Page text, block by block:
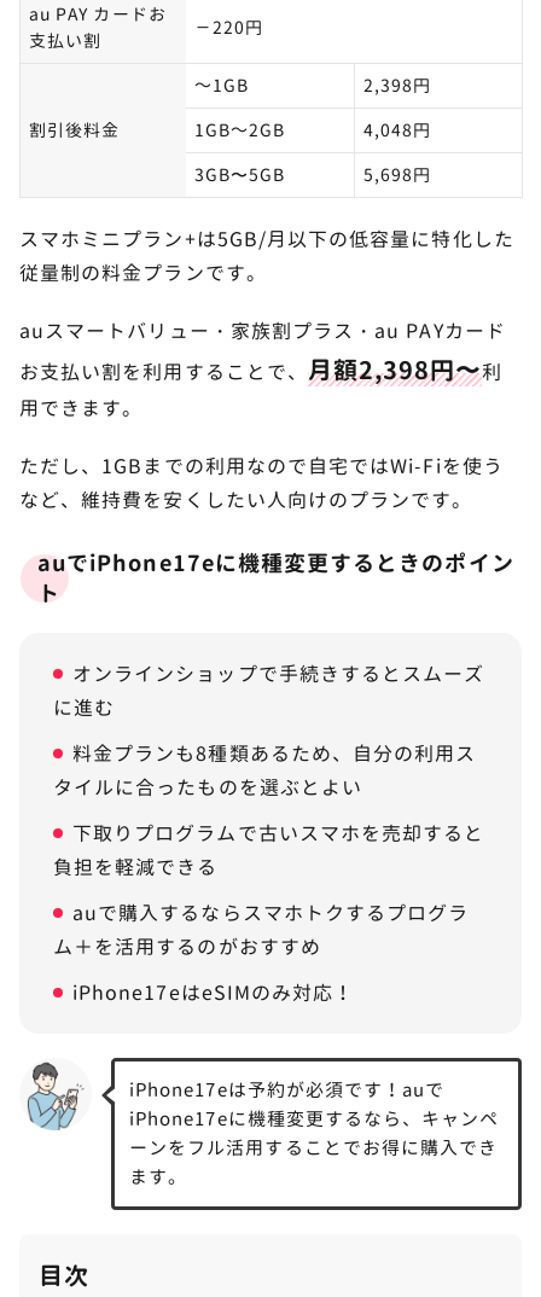
au PAY カードお
支払い割
－220円
割引後料金
～1GB
2,398円
1GB～2GB
4,048円
3GB〜5GB
5,698円
スマホミニプラン+は5GB/月以下の低容量に特化した
従量制の料金プランです。
auスマートバリュー・家族割プラス・au PAYカード
お支払い割を利用することで、 月額2,398円〜利
用できます。
ただし、1GBまでの利用なので自宅ではWi-Fiを使う
など、維持費を安くしたい人向けのプランです。
auでiPhone17eに機種変更するときのポイン
ト
オンラインショップで手続きするとスムーズ
に進む
料金プランも8種類あるため、自分の利用ス
タイルに合ったものを選ぶとよい
下取りプログラムで古いスマホを売却すると
負担を軽減できる
auで購入するならスマホトクするプログラ
ム＋を活用するのがおすすめ
iPhone17eはeSIMのみ対応！
iPhone17eは予約が必須です！auで
iPhone17eに機種変更するなら、キャンペ
ーンをフル活用することでお得に購入でき
ます。
目次